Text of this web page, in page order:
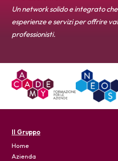
Un network solido e integrato
esperienze e servizi per offrire
professionisti.
Il Gruppo
Home
Azienda